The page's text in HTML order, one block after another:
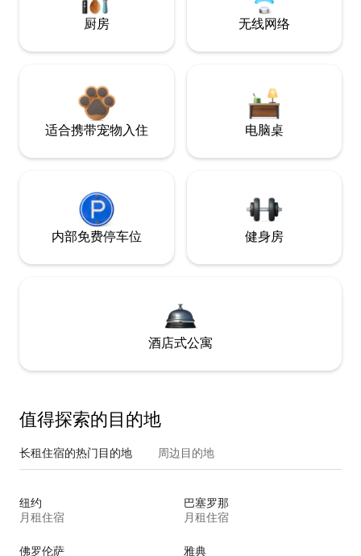
厨房 无线网络
适合携带宠物入住 电脑桌
内部免费停车位 健身房
酒店式公寓
值得探索的目的地
长租住宿的热门目的地 周边目的地
纽约
月租住宿
巴塞罗那
月租住宿
佛罗伦萨 雅典